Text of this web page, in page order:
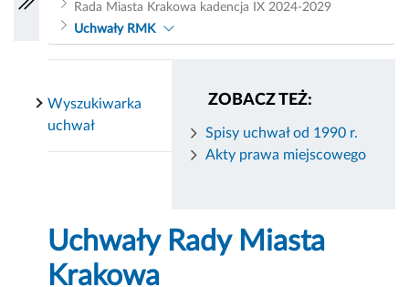
Rada Miasta Krakowa kadencja IX 2024-2029
Uchwały RMK
ZOBACZ TEŻ:
Spisy uchwał od 1990 r.
Akty prawa miejscowego
Wyszukiwarka
uchwał
Uchwały Rady Miasta
Krakowa